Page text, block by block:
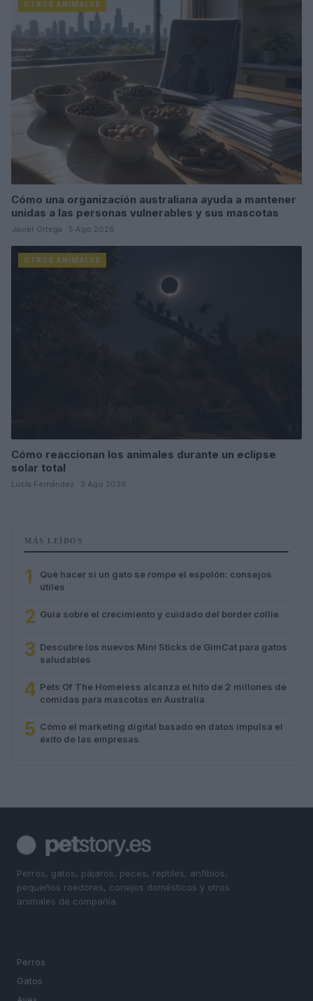
OTROS ANIMALES
Cómo una organización australiana ayuda a mantener
unidas a las personas vulnerables y sus mascotas
Javier Ortega · 5 Ago 2026
OTROS ANIMALES
Cómo reaccionan los animales durante un eclipse
solar total
Lucía Fernández · 3 Ago 2026
MÁS LEÍDOS
1
Qué hacer si un gato se rompe el espolón: consejos
útiles
2 Guía sobre el crecimiento y cuidado del border collie
3 Descubre los nuevos Mini Sticks de GimCat para gatos
saludables
4 Pets Of The Homeless alcanza el hito de 2 millones de
comidas para mascotas en Australia
5 Cómo el marketing digital basado en datos impulsa el
éxito de las empresas
Perros, gatos, pájaros, peces, reptiles, anfibios,
pequeños roedores, conejos domésticos y otros
animales de compañía.
Perros
Gatos